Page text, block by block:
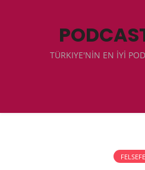
TÜRKIYE'NİN EN İYİ
FELSEFE